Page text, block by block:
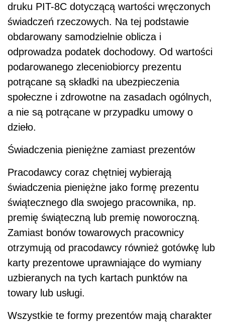
druku PIT-8C dotyczącą wartości wręczonych
świadczeń rzeczowych. Na tej podstawie
obdarowany samodzielnie oblicza i
odprowadza podatek dochodowy. Od wartości
podarowanego zleceniobiorcy prezentu
potrącane są składki na ubezpieczenia
społeczne i zdrowotne na zasadach ogólnych,
a nie są potrącane w przypadku umowy o
dzieło.
Świadczenia pieniężne zamiast prezentów
Pracodawcy coraz chętniej wybierają
świadczenia pieniężne jako formę prezentu
świątecznego dla swojego pracownika, np.
premię świąteczną lub premię noworoczną.
Zamiast bonów towarowych pracownicy
otrzymują od pracodawcy również gotówkę lub
karty prezentowe uprawniające do wymiany
uzbieranych na tych kartach punktów na
towary lub usługi.
Wszystkie te formy prezentów mają charakter